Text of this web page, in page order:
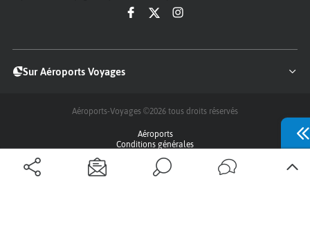
Sur Aéroports Voyages
Aéroports-Voyages ©2026 tous droits réservés
Aéroports
Conditions générales
Questions - Réponses
Plan du site